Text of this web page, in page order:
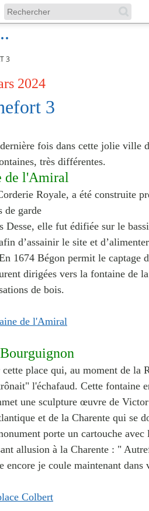
3
2024
3
fois dans cette jolie ville
très différentes.
de l'Amiral
Royale, a été construite
de garde
elle fut édifiée sur le
d’assainir le site et
1674 Bégon permit le captage
dirigées vers la fontaine de
de bois.
place qui, au moment de la
l'échafaud. Cette fontaine
une sculpture œuvre de
et de la Charente qui se
porte un cartouche
allusion à la Charente : "
encore je coule maintenant dans